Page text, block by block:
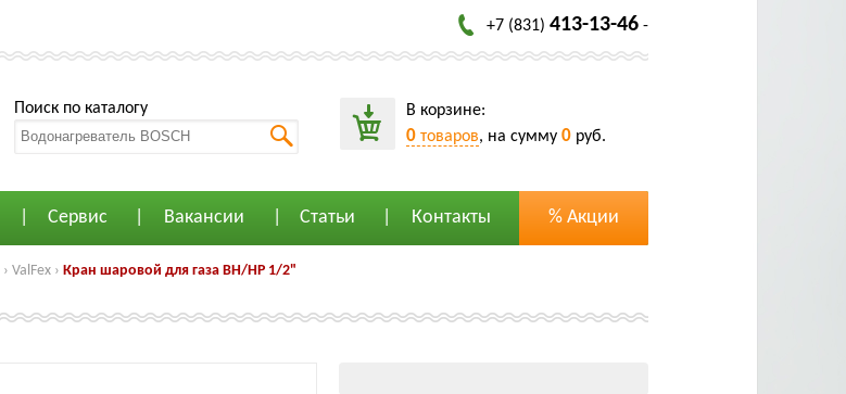
+7 (831) 413-13-46 -
Поиск по каталогу В корзине:
0 товаров, на сумму 0 руб.
Сервис Вакансии Статьи Контакты % Акции
› ValFex › Кран шаровой для газа ВН/НР 1/2"